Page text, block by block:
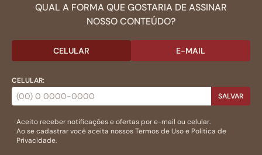
QUAL A FORMA QUE GOSTARIA DE ASSINAR
NOSSO CONTEÚDO?
CELULAR E-MAIL
CELULAR:
SALVAR
Aceito receber notificações e ofertas por e-mail ou celular.
Ao se cadastrar você aceita nossosTermos de Usoe Politica de
Privacidade.